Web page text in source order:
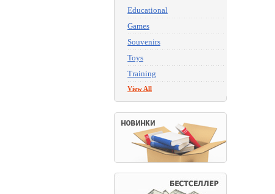
Educational
Games
Souvenirs
Toys
Training
View All